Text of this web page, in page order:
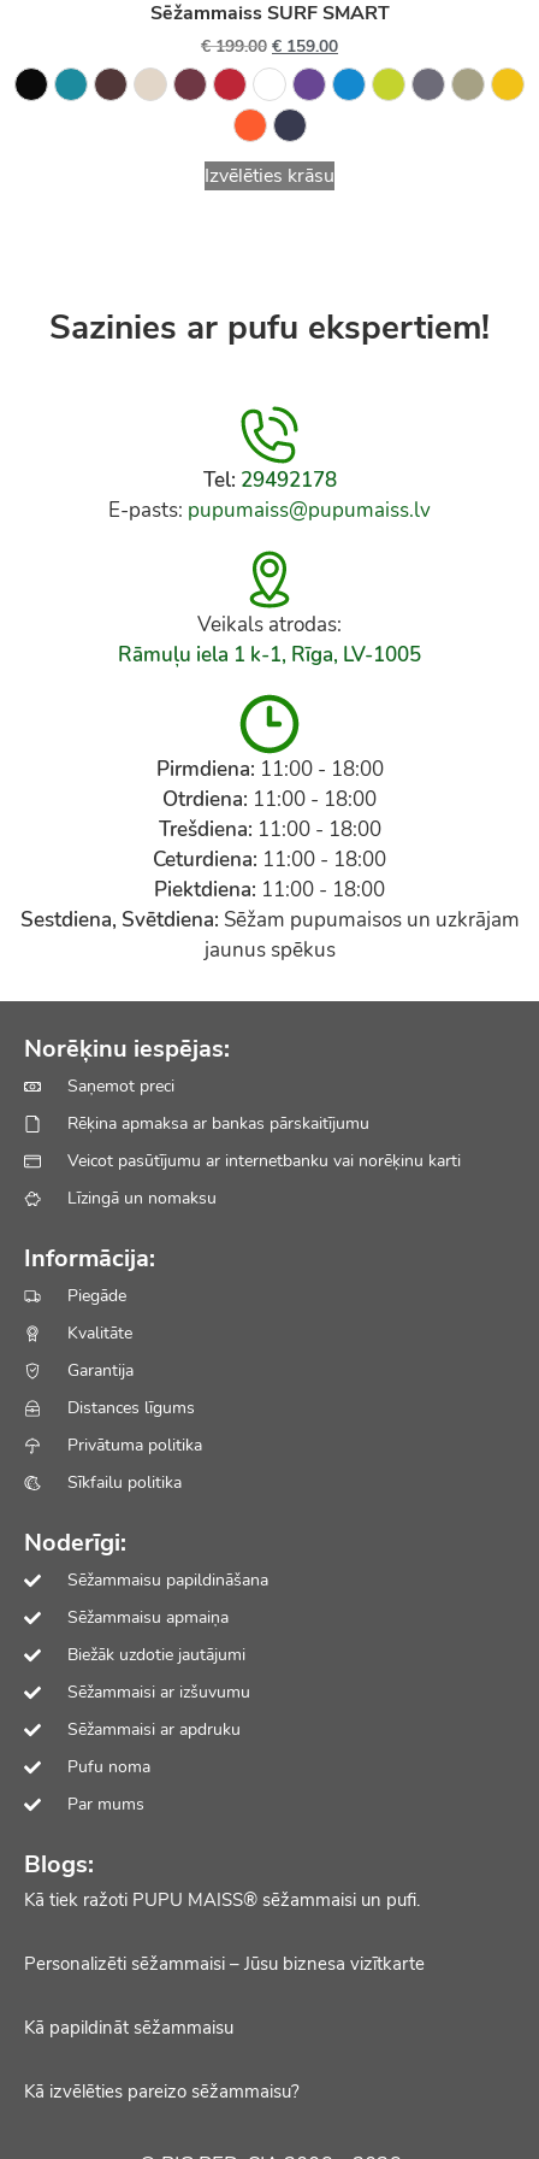
Sēžammaiss SURF SMART
€199.00 € 159.00
Izvēlēties krāsu
Sazinies ar pufu ekspertiem!
Tel: 29492178
E-pasts: pupumaiss@pupumaiss.lv
Veikals atrodas:
Rāmuļu iela 1 k-1, Rīga, LV-1005
Pirmdiena: 11:00 - 18:00
Otrdiena: 11:00 - 18:00
Trešdiena: 11:00 - 18:00
Ceturdiena: 11:00 - 18:00
Piektdiena: 11:00 - 18:00
Sestdiena, Svētdiena: Sēžam pupumaisos un uzkrājam
jaunus spēkus
Norēķinu iespējas:
Saņemot preci
Rēķina apmaksa ar bankas pārskaitījumu
Veicot pasūtījumu ar internetbanku vai norēķinu karti
Līzingā un nomaksu
Informācija:
Piegāde
Kvalitāte
Garantija
Distances līgums
Privātuma politika
Sīkfailu politika
Noderīgi:
Sēžammaisu papildināšana
Sēžammaisu apmaiņa
Biežāk uzdotie jautājumi
Sēžammaisi ar izšuvumu
Sēžammaisi ar apdruku
Pufu noma
Par mums
Blogs:
Kā tiek ražoti PUPU MAISS® sēžammaisi un pufi.
Personalizēti sēžammaisi – Jūsu biznesa vizītkarte
Kā papildināt sēžammaisu
Kā izvēlēties pareizo sēžammaisu?